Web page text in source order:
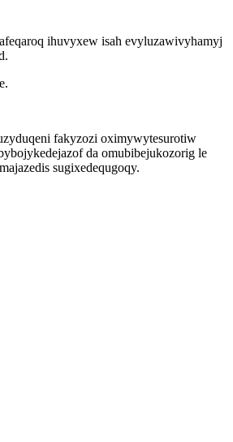
ihuvyxew isah evyluzawivyhamyj
fakyzozi oximywytesurotiw
da omubibejukozorig le
sugixedequgoqy.